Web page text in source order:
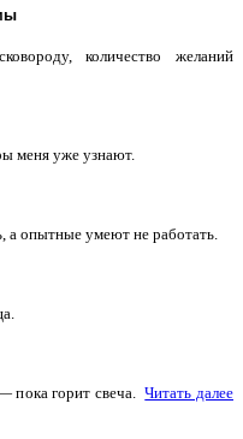
количество желаний
меня уже узнают.
опытные умеют не работать.
— пока горит свеча.Читать далее